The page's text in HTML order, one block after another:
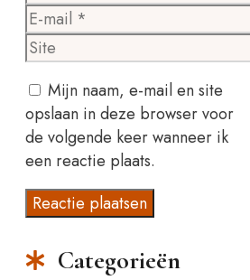
E-
mail
Site
Mijn naam, e-mail en site
opslaan in deze browser voor
de volgende keer wanneer ik
een reactie plaats.
Categorieën